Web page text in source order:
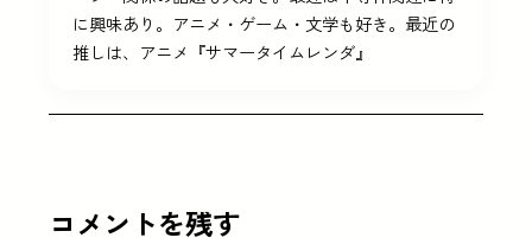
に興味あり。アニメ・ゲーム・文学も好き。最近の
推しは、アニメ『サマータイムレンダ』
コメントを残す